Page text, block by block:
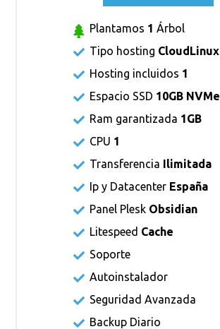
Plantamos 1 Árbol
Tipo hosting CloudLinux
Hosting incluidos 1
Espacio SSD 10GB NVMe
Ram garantizada 1GB
CPU 1
Transferencia Ilimitada
Ip y Datacenter España
Panel Plesk Obsidian
Litespeed Cache
Soporte
Autoinstalador
Seguridad Avanzada
Backup Diario